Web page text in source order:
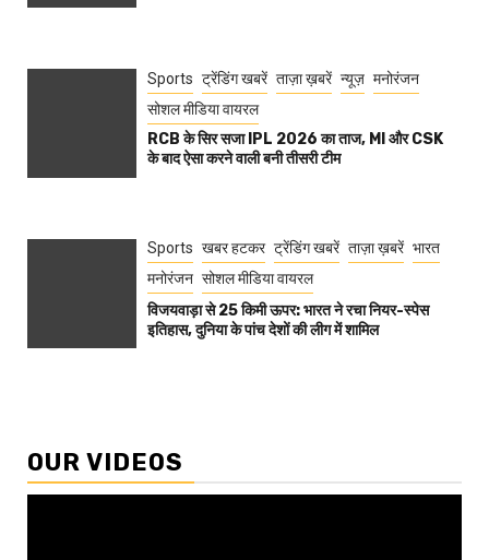
Sports ट्रेंडिंग खबरें ताज़ा ख़बरें न्यूज़ मनोरंजन
सोशल मीडिया वायरल
RCB के सिर सजा IPL 2026 का ताज, MI और CSK
के बाद ऐसा करने वाली बनी तीसरी टीम
Sports खबर हटकर ट्रेंडिंग खबरें ताज़ा ख़बरें भारत
मनोरंजन सोशल मीडिया वायरल
विजयवाड़ा से 25 किमी ऊपर: भारत ने रचा नियर-स्पेस
इतिहास, दुनिया के पांच देशों की लीग में शामिल
OUR VIDEOS